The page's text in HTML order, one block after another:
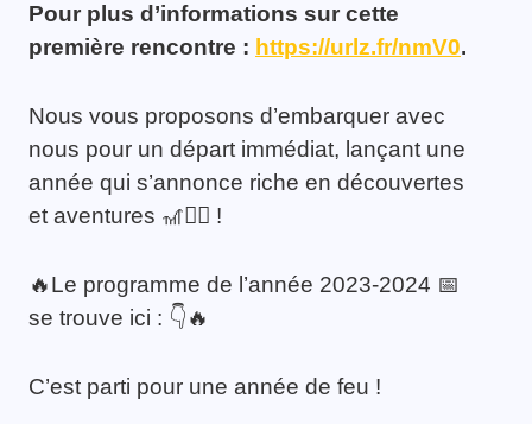
Pour plus d’informations sur cette
première rencontre : https://urlz.fr/nmV0.
Nous vous proposons d’embarquer avec
nous pour un départ immédiat, lançant une
année qui s’annonce riche en découvertes
et aventures 🎢🤸‍♀️ !
🔥Le programme de l’année 2023-2024 📅
se trouve ici : 👇🔥
C’est parti pour une année de feu !